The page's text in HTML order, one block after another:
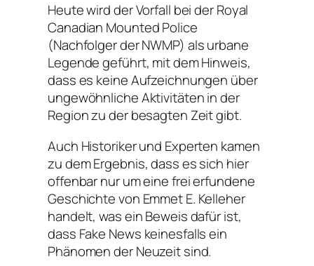
Heute wird der Vorfall bei der Royal
Canadian Mounted Police
(Nachfolger der NWMP) als urbane
Legende geführt, mit dem Hinweis,
dass es keine Aufzeichnungen über
ungewöhnliche Aktivitäten in der
Region zu der besagten Zeit gibt.
Auch Historiker und Experten kamen
zu dem Ergebnis, dass es sich hier
offenbar nur um eine frei erfundene
Geschichte von Emmet E. Kelleher
handelt, was ein Beweis dafür ist,
dass Fake News keinesfalls ein
Phänomen der Neuzeit sind.